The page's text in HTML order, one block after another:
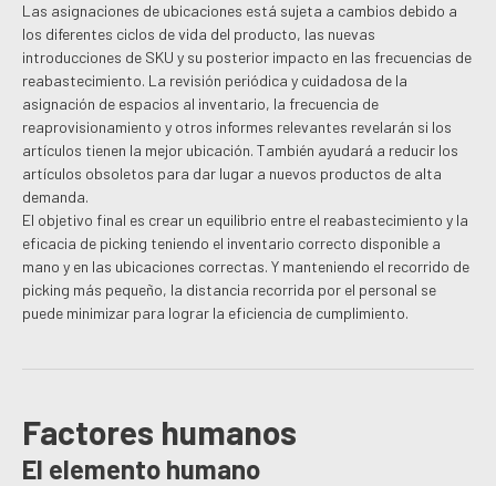
Las asignaciones de ubicaciones está sujeta a cambios debido a
los diferentes ciclos de vida del producto, las nuevas
introducciones de SKU y su posterior impacto en las frecuencias de
reabastecimiento. La revisión periódica y cuidadosa de la
asignación de espacios al inventario, la frecuencia de
reaprovisionamiento y otros informes relevantes revelarán si los
artículos tienen la mejor ubicación. También ayudará a reducir los
artículos obsoletos para dar lugar a nuevos productos de alta
demanda.
El objetivo final es crear un equilibrio entre el reabastecimiento y la
eficacia de picking teniendo el inventario correcto disponible a
mano y en las ubicaciones correctas. Y manteniendo el recorrido de
picking más pequeño, la distancia recorrida por el personal se
puede minimizar para lograr la eficiencia de cumplimiento.
Factores humanos
El elemento humano